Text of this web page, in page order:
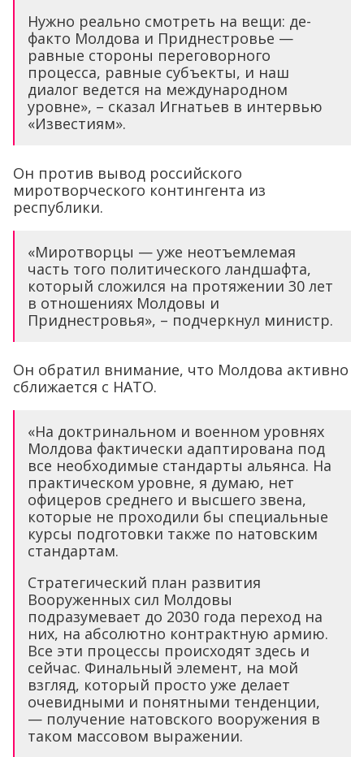
Нужно реально смотреть на вещи: де-
факто Молдова и Приднестровье —
равные стороны переговорного
процесса, равные субъекты, и наш
диалог ведется на международном
уровне», – сказал Игнатьев в интервью
«Известиям».
Он против вывод российского
миротворческого контингента из
республики.
«Миротворцы — уже неотъемлемая
часть того политического ландшафта,
который сложился на протяжении 30 лет
в отношениях Молдовы и
Приднестровья», – подчеркнул министр.
Он обратил внимание, что Молдова активно
сближается с НАТО.
«На доктринальном и военном уровнях
Молдова фактически адаптирована под
все необходимые стандарты альянса. На
практическом уровне, я думаю, нет
офицеров среднего и высшего звена,
которые не проходили бы специальные
курсы подготовки также по натовским
стандартам.
Стратегический план развития
Вооруженных сил Молдовы
подразумевает до 2030 года переход на
них, на абсолютно контрактную армию.
Все эти процессы происходят здесь и
сейчас. Финальный элемент, на мой
взгляд, который просто уже делает
очевидными и понятными тенденции,
— получение натовского вооружения в
таком массовом выражении.